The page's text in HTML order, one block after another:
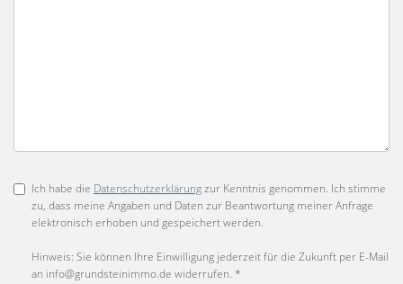
Ich habe die Datenschutzerklärungzur Kenntnis genommen. Ich stimme
zu, dass meine Angaben und Daten zur Beantwortung meiner Anfrage
elektronisch erhoben und gespeichert werden.
Hinweis: Sie können Ihre Einwilligung jederzeit für die Zukunft per E-Mail
an info@grundsteinimmo.de widerrufen. *